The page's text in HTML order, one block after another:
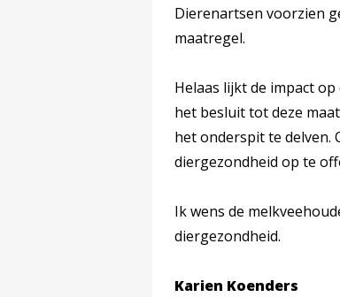
Dierenartsen voorzien
maatregel.
Helaas lijkt de impact
het besluit tot deze
het onderspit te delven.
diergezondheid op te
Ik wens de
diergezondheid.
Karien Koenders